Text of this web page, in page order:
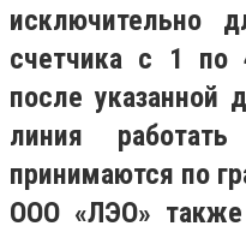
исключительно
счетчика с 1 по
после указанной
линия
принимаются по
ООО «ЛЭО» также